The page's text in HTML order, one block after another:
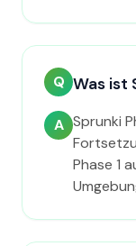
Q Was ist
A Sprunki
Phase 1